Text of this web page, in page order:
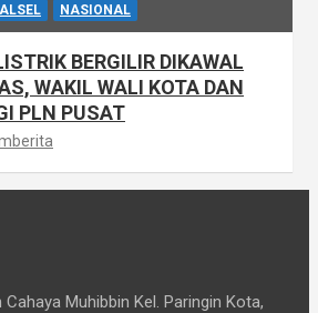
NASIONAL
BERGILIR DIKAWAL
WAKIL WALI KOTA DAN
PLN PUSAT
Muhibbin Kel. Paringin Kota,